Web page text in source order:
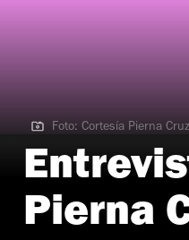
Foto: Cortesía Pierna Cruzada
Foto: Cortesía Pierna
Pierna